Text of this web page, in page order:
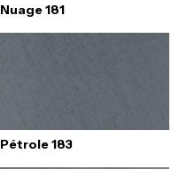
Nuage 181
Pétrole 183